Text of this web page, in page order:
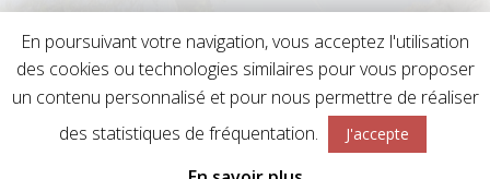
Mentions légales
Accessibilité
Données personnelles
Politique d’utilisation des cookies
Réalisé par A3 Web& monclocher.com.
En poursuivant votre navigation, vous acceptez l'utilisation
des cookies ou technologies similaires pour vous proposer
un contenu personnalisé et pour nous permettre de réaliser
des statistiques de fréquentation.
J'accepte